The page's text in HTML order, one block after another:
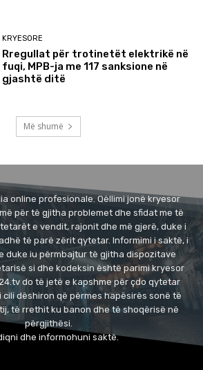
KRYESORE
Rregullat për trotinetët elektrikë në
fuqi, MPB-ja me 117 sanksione në
gjashtë ditë
Më shumë
online profesionale. Qëllimi jonë kryesor
për të gjitha problemet dhe sfidat me të
e vendit, rajonit dhe më gjerë, duke i
të parë zërit qytetar. Informimi i saktë, i
duke iu përmbajtur të gjitha dispozitave
si dhe kodeksin është parimi kryesor
do të jetë e kapshme për çdo qytetar
cili dëshiron që përmes hapësirës sonë të
të rrethit ku banon dhe të shoqërisë në
përgjithësi.
dhe informohuni saktë.